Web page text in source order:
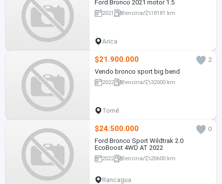
Ford Bronco 2021 motor 1.5
2021 Bencina 18181 km
Arica
$21.900.000
2
Vendo bronco sport big bend
2022 Bencina 32000 km
Tomé
$24.500.000
0
Ford Bronco Sport Wildtrak 2.0
EcoBoost 4WD AT 2022
2022 Bencina 20600 km
Rancagua